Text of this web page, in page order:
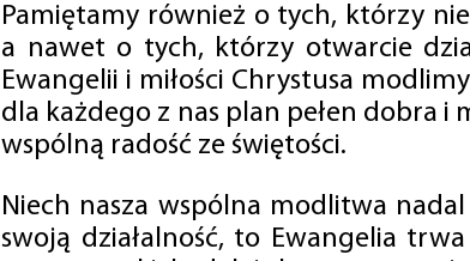
Pamiętamy również o tych, którzy
a nawet o tych, którzy otwarcie
Ewangelii i miłości Chrystusa
dla każdego z nas plan pełen dobra i
wspólną radość ze świętości.
Niech nasza wspólna modlitwa
swoją działalność, to Ewangelia